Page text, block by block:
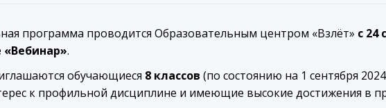
программа проводится Образовательным центром «Взлёт» с 24
.
обучающиеся 8 классов (по состоянию на 1 сентября
к профильной дисциплине и имеющие высокие достижения в